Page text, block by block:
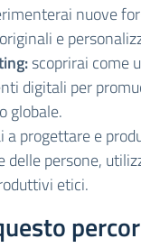
nuove
e
scoprirai come
digitali per
globale.
a progettare e
delle persone,
etici.